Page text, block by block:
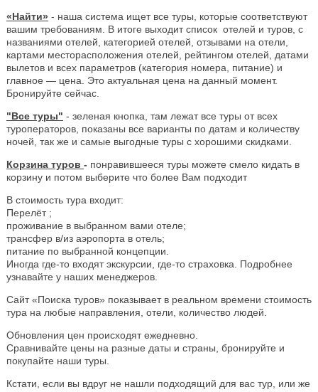
«Найти» - наша система ищет все туры, которые соответствуют
вашим требованиям. В итоге выходит список отелей и туров, с
названиями отелей, категорией отелей, отзывами на отели,
картами месторасположения отелей, рейтингом отелей, датами
вылетов и всех параметров (категория номера, питание) и
главное — цена. Это актуальная цена на данный момент.
Бронируйте сейчас.
"Все туры" - зеленая кнопка, там лежат все туры от всех
туроператоров, показаны все варианты по датам и количеству
ночей, так же и самые выгодные туры с хорошими скидками.
Корзина туров - понравившееся туры можете смело кидать в
корзину и потом выберите что более Вам подходит
В стоимость тура входит:
Перелёт ;
проживание в выбранном вами отеле;
трансфер в/из аэропорта в отель;
питание по выбранной концепции.
Иногда где-то входят экскурсии, где-то страховка. Подробнее
узнавайте у наших менеджеров.
Сайт «Поиска туров» показывает в реальном времени стоимость
тура на любые направления, отели, количество людей.
Обновления цен происходят ежедневно.
Сравнивайте цены на разные даты и страны, бронируйте и
покупайте наши туры.
Кстати, если вы вдруг не нашли подходящий для вас тур, или же